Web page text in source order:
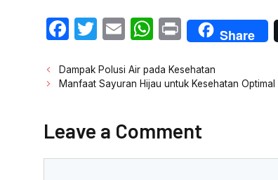
F
c
e
o
o
T
itt
er
E
ail
W
at
s
p
p
P
ri
nt
Share
Post
navigation
Dampak Polusi Air pada Kesehatan
Manfaat Sayuran Hijau untuk Kesehatan Optimal
Leave a Comment